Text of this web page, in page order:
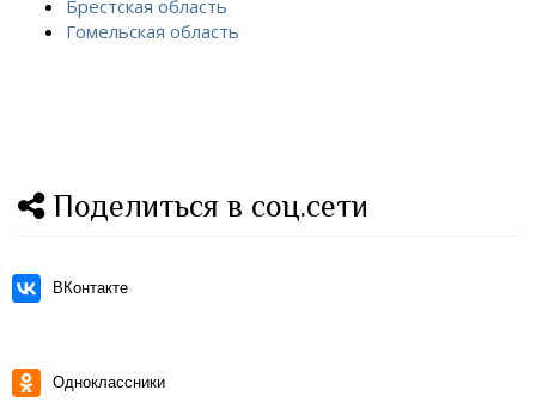
Брестская область
Гомельская область
Поделиться в соц.сети
ВКонтакте
Одноклассники